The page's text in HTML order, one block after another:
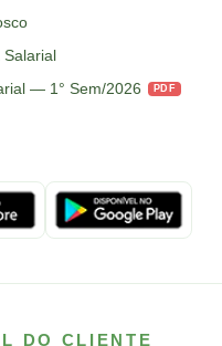
— 1° Sem/2026
PDF
DO CLIENTE